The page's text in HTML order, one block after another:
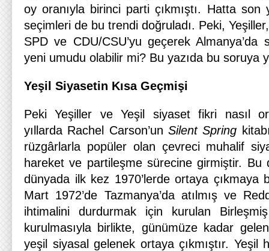
oy oranıyla birinci parti çıkmıştı. Hatta son
seçimleri de bu trendi doğruladı. Peki,
SPD ve CDU/CSU’yu geçerek Almanya’da
yeni umudu olabilir mi? Bu yazıda bu soruya
Yeşil Siyasetin Kısa Geçmişi
Peki Yeşiller ve Yeşil siyaset fikri nasıl
yıllarda Rachel Carson’un Silent Spring
rüzgârlarla popüler olan çevreci muhalif
hareket ve partileşme sürecine girmiştir. Bu
dünyada ilk kez 1970’lerde ortaya çıkmaya
Mart 1972’de Tazmanya’da atılmış ve
ihtimalini durdurmak için kurulan
kurulmasıyla birlikte, günümüze kadar
yeşil siyasal gelenek ortaya çıkmıştır. Yeşil